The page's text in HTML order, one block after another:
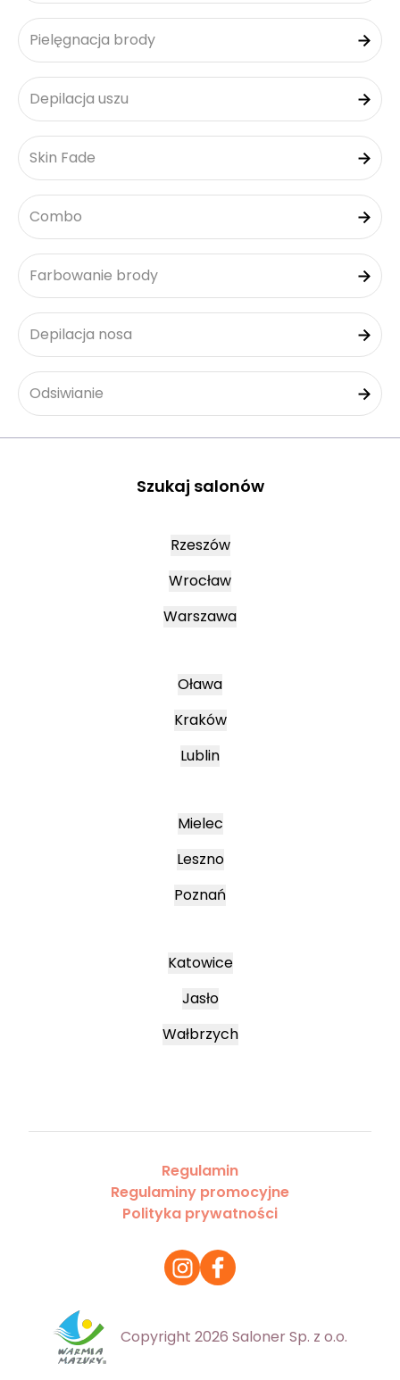
Pielęgnacja brody
Depilacja uszu
Skin Fade
Combo
Farbowanie brody
Depilacja nosa
Odsiwianie
Szukaj salonów
Rzeszów
Wrocław
Warszawa
Oława
Kraków
Lublin
Mielec
Leszno
Poznań
Katowice
Jasło
Wałbrzych
Regulamin
Regulaminy promocyjne
Polityka prywatności
Copyright 2026 Saloner Sp. z o.o.